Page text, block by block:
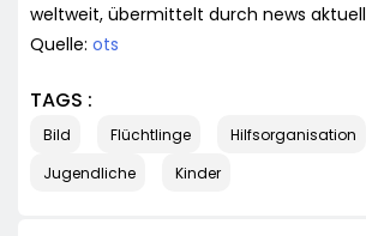
weltweit, übermittelt durch news aktuell
Quelle: ots
TAGS :
Bild Flüchtlinge
Hilfsorganisation
Jugendliche
Kinder